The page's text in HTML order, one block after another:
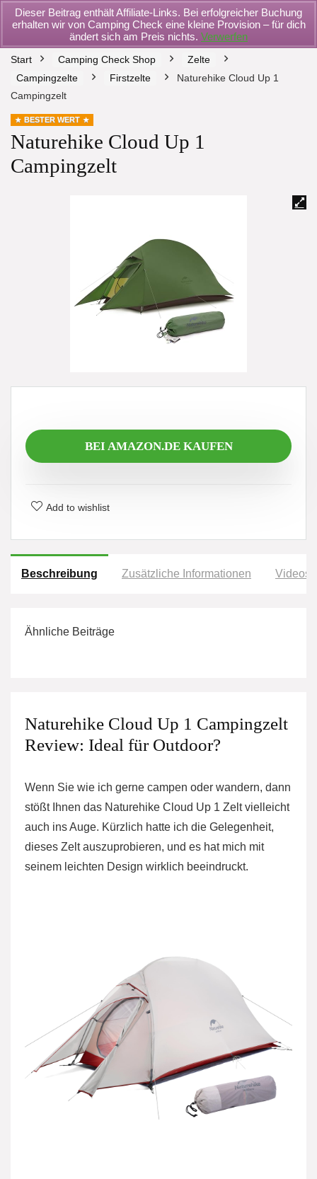
Dieser Beitrag enthält Affiliate-Links. Bei erfolgreicher Buchung
erhalten wir von Camping Check eine kleine Provision – für dich
ändert sich am Preis nichts. Verwerfen
Start Camping Check Shop
Zelte
Campingzelte
Firstzelte
Naturehike Cloud Up 1
Campingzelt
BESTER WERT
Naturehike Cloud Up 1
Campingzelt
BEI AMAZON.DE KAUFEN
Add to wishlist
Beschreibung Zusätzliche Informationen Videos
Ähnliche Beiträge
Naturehike Cloud Up 1 Campingzelt
Review: Ideal für Outdoor?
Wenn Sie wie ich gerne campen oder wandern, dann
stößt Ihnen das Naturehike Cloud Up 1 Zelt vielleicht
auch ins Auge. Kürzlich hatte ich die Gelegenheit,
dieses Zelt auszuprobieren, und es hat mich mit
seinem leichten Design wirklich beeindruckt.